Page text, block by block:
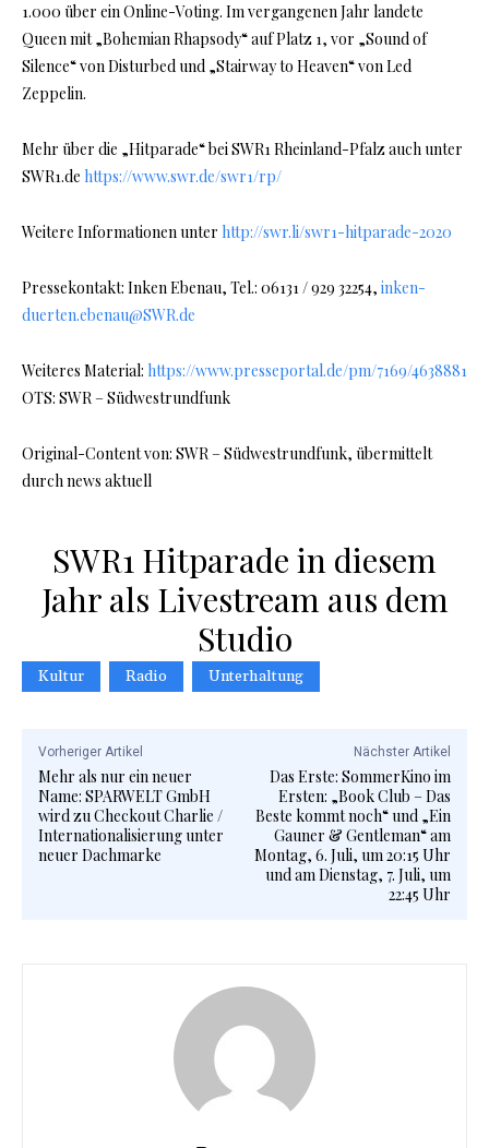
1.000 über ein Online-Voting. Im vergangenen Jahr landete
Queen mit „Bohemian Rhapsody“ auf Platz 1, vor „Sound of
Silence“ von Disturbed und „Stairway to Heaven“ von Led
Zeppelin.
Mehr über die „Hitparade“ bei SWR1 Rheinland-Pfalz auch unter
SWR1.de https://www.swr.de/swr1/rp/
Weitere Informationen unter http://swr.li/swr1-hitparade-2020
Pressekontakt: Inken Ebenau, Tel.: 06131 / 929 32254, inken-
duerten.ebenau@SWR.de
Weiteres Material: https://www.presseportal.de/pm/7169/4638881
OTS: SWR – Südwestrundfunk
Original-Content von: SWR – Südwestrundfunk, übermittelt
durch news aktuell
SWR1 Hitparade in diesem
Jahr als Livestream aus dem
Studio
Kultur Radio Unterhaltung
Vorheriger Artikel
Mehr als nur ein neuer
Name: SPARWELT GmbH
wird zu Checkout Charlie /
Internationalisierung unter
neuer Dachmarke
Nächster Artikel
Das Erste: SommerKino im
Ersten: „Book Club – Das
Beste kommt noch“ und „Ein
Gauner & Gentleman“ am
Montag, 6. Juli, um 20:15 Uhr
und am Dienstag, 7. Juli, um
22:45 Uhr